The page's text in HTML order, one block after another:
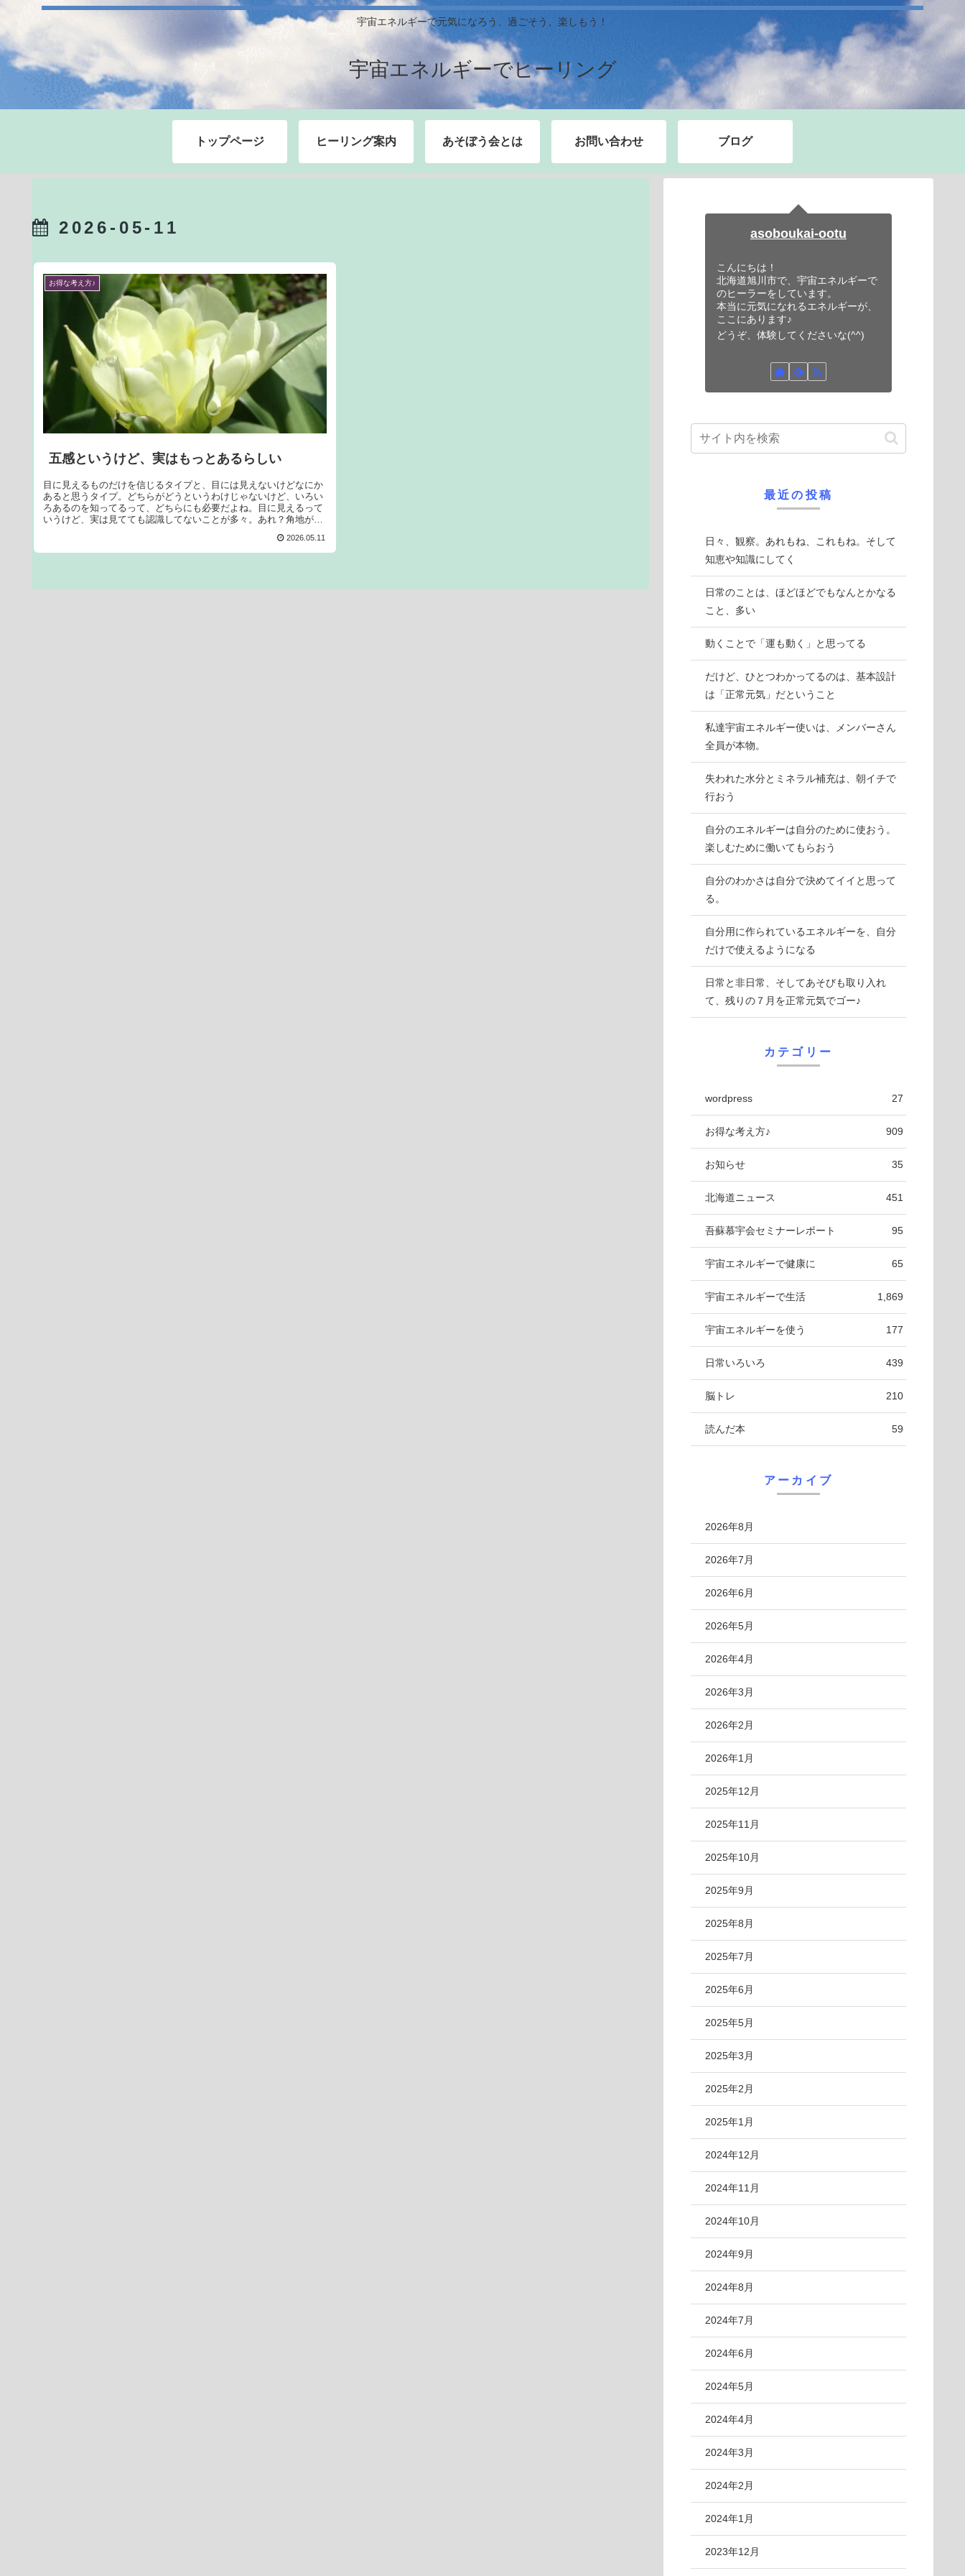
宇宙エネルギーで元気になろう、過ごそう、楽しもう！
宇宙エネルギーでヒーリング
トップページ ヒーリング案内 あそぼう会とは お問い合わせ ブログ
2026-05-11
お得な考え方♪
五感というけど、実はもっとあるらしい
目に見えるものだけを信じるタイプと、目には見えないけどなにか
あると思うタイプ。どちらがどうというわけじゃないけど、いろい
ろあるのを知ってるって、どちらにも必要だよね。目に見えるって
いうけど、実は見てても認識してないことが多々。あれ？角地が
2026.05.11
asoboukai-ootu
こんにちは！
北海道旭川市で、宇宙エネルギーで
のヒーラーをしています。
本当に元気になれるエネルギーが、
ここにあります♪
どうぞ、体験してくださいな(^^)
最近の投稿
日々、観察。あれもね、これもね。そして
知恵や知識にしてく
日常のことは、ほどほどでもなんとかなる
こと、多い
動くことで「運も動く」と思ってる
だけど、ひとつわかってるのは、基本設計
は「正常元気」だということ
私達宇宙エネルギー使いは、メンバーさん
全員が本物。
失われた水分とミネラル補充は、朝イチで
行おう
自分のエネルギーは自分のために使おう。
楽しむために働いてもらおう
自分のわかさは自分で決めてイイと思って
る。
自分用に作られているエネルギーを、自分
だけで使えるようになる
日常と非日常、そしてあそびも取り入れ
て、残りの７月を正常元気でゴー♪
カテゴリー
wordpress 27
お得な考え方♪ 909
お知らせ 35
北海道ニュース 451
吾蘇慕宇会セミナーレポート 95
宇宙エネルギーで健康に 65
宇宙エネルギーで生活 1,869
宇宙エネルギーを使う 177
日常いろいろ 439
脳トレ 210
読んだ本 59
アーカイブ
2026年8月
2026年7月
2026年6月
2026年5月
2026年4月
2026年3月
2026年2月
2026年1月
2025年12月
2025年11月
2025年10月
2025年9月
2025年8月
2025年7月
2025年6月
2025年5月
2025年3月
2025年2月
2025年1月
2024年12月
2024年11月
2024年10月
2024年9月
2024年8月
2024年7月
2024年6月
2024年5月
2024年4月
2024年3月
2024年2月
2024年1月
2023年12月